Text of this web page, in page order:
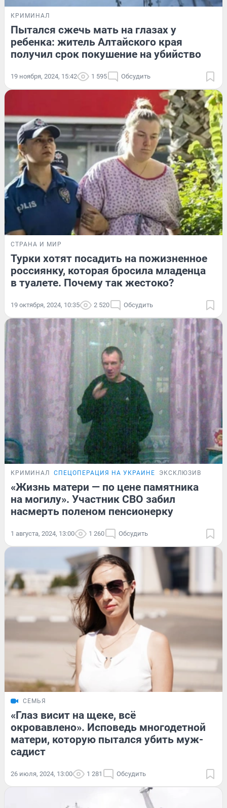
КРИМИНАЛ
Пытался сжечь мать на глазах у
ребенка: житель Алтайского края
получил срок покушение на убийство
19 ноября, 2024, 15:42 1 595 Обсудить
СТРАНА И МИР
Турки хотят посадить на пожизненное
россиянку, которая бросила младенца
в туалете. Почему так жестоко?
19 октября, 2024, 10:35 2 520 Обсудить
КРИМИНАЛ СПЕЦОПЕРАЦИЯ НА УКРАИНЕ ЭКСКЛЮЗИВ
«Жизнь матери — по цене памятника
на могилу». Участник СВО забил
насмерть поленом пенсионерку
1 августа, 2024, 13:00 1 260 Обсудить
СЕМЬЯ
«Глаз висит на щеке, всё
окровавлено». Исповедь многодетной
матери, которую пытался убить муж-
садист
26 июля, 2024, 13:00 1 281 Обсудить